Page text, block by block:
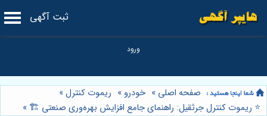
ثبت آگهی
صفحه اصلی » خودرو » ریموت کنترل»
⭐️ ریموت کنترل جرثقیل: راهنمای جامع افزایش بهره‌وری صنعتی 🏗️ »